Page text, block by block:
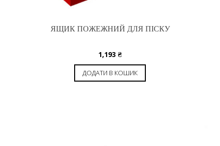
ЯЩИК ПОЖЕЖНИЙ ДЛЯ ПІСКУ
1,193 ₴
ДОДАТИ В КОШИК